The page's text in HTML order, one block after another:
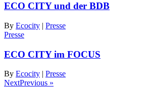
ECO CITY und der BDB
By Ecocity | Presse
Presse
ECO CITY im FOCUS
By Ecocity | Presse
NextPrevious »